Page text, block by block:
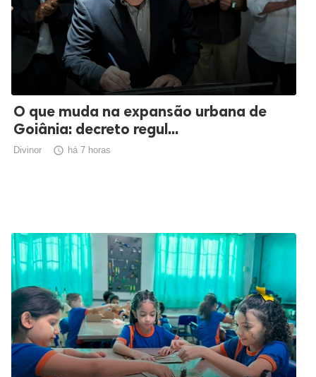
O que muda na expansão urbana de
Goiânia: decreto regul...
Divinor  há 7 horas